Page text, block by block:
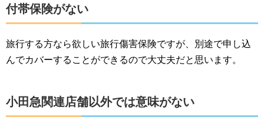
付帯保険がない
旅行する方なら欲しい旅行傷害保険ですが、別途で申し込
んでカバーすることができるので大丈夫だと思います。
小田急関連店舗以外では意味がない